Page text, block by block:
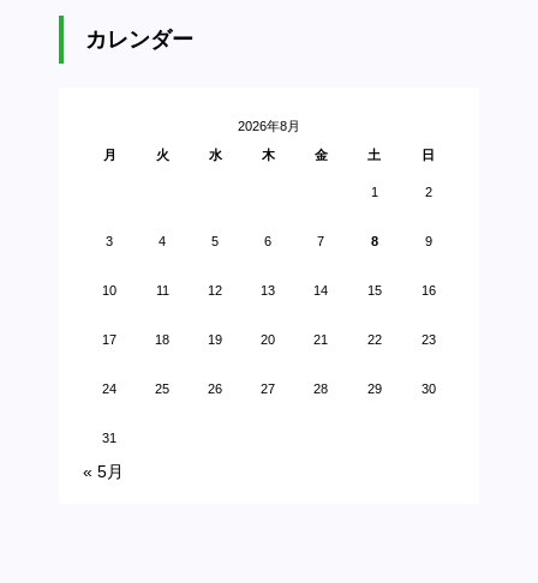
カレンダー
2026年8月
月
火 水 木 金 土 日
1 2
3 4 5 6 7 8 9
10 11 12 13 14 15 16
17 18 19 20 21 22 23
24 25 26 27 28 29 30
31
« 5月